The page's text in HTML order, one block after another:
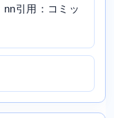
引用：コミッ